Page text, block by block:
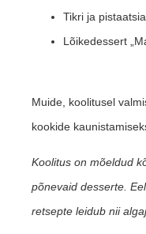
Tikri ja
Lõikedessert
Muide, koolitusel
kookide
Koolitus on mõeldud
põnevaid desserte.
retsepte leidub nii